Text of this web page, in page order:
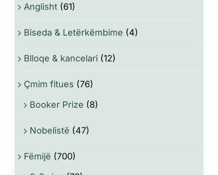
Anglisht (61)
Biseda & Letërkëmbime (4)
Blloqe & kancelari (12)
Çmim fitues (76)
Booker Prize (8)
Nobelistë (47)
Fëmijë (700)